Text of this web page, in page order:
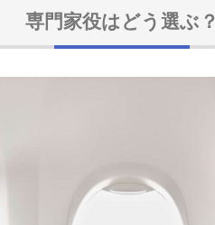
専門家役はどう選ぶ？